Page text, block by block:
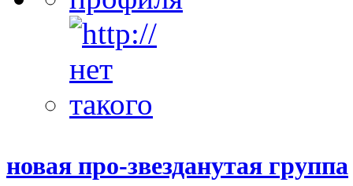
новая про-звезданутая группа